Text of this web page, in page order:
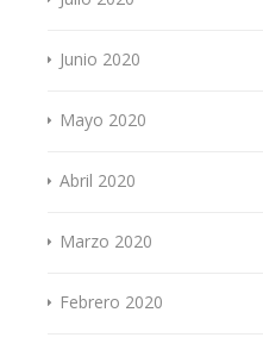
Junio 2020
Mayo 2020
Abril 2020
Marzo 2020
Febrero 2020